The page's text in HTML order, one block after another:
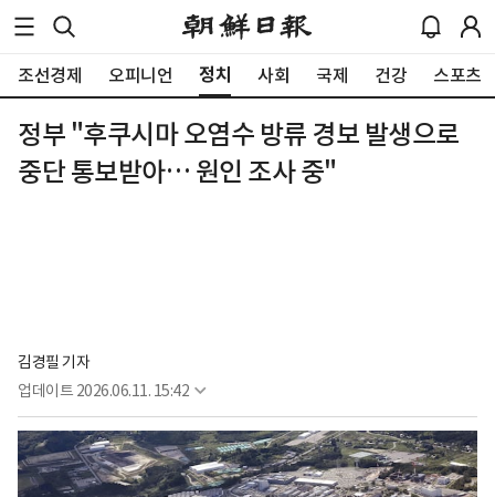
조선경제 오피니언 정치 사회 국제 건강 스포츠
정부 "후쿠시마 오염수 방류 경보 발생으로
중단 통보받아… 원인 조사 중"
김경필 기자
업데이트 2026.06.11. 15:42